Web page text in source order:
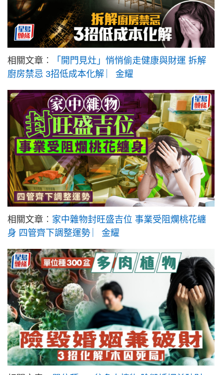
相關文章︰
「開門見灶」悄悄偷走健康與財運 拆解
廚房禁忌 3招低成本化解 ︳金耀
相關文章︰ 家中雜物封旺盛吉位 事業受阻爛桃花纏
身 四管齊下調整運勢 ︳金耀